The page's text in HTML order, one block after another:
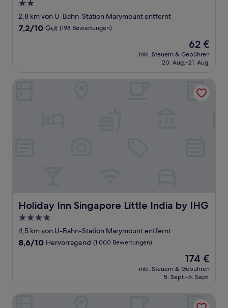
2.0-
Sterne-
Unterkunft
2,8 km von U-Bahn-Station Marymount entfernt
7.2
7,2/10 Gut (198 Bewertungen)
Der
Preis
beträgt
62 €
inkl. Steuern & Gebühren
20. Aug.–21. Aug.
Holiday Inn Singapore Little India by IHG
Holiday Inn Singapore Little India by IHG
4.0-
Sterne-
Unterkunft
4,5 km von U-Bahn-Station Marymount entfernt
8.6
8,6/10 Hervorragend (1.000 Bewertungen)
Der
Preis
beträgt
174 €
inkl. Steuern & Gebühren
5. Sept.–6. Sept.